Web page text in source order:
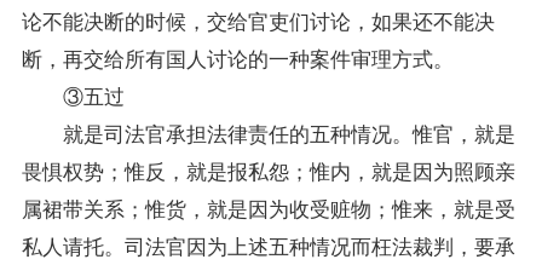
论不能决断的时候，交给官吏们讨论，如果还不能决
断，再交给所有国人讨论的一种案件审理方式。
③五过
就是司法官承担法律责任的五种情况。惟官，就是
畏惧权势；惟反，就是报私怨；惟内，就是因为照顾亲
属裙带关系；惟货，就是因为收受赃物；惟来，就是受
私人请托。司法官因为上述五种情况而枉法裁判，要承